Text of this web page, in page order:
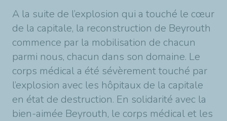
A la suite de l’explosion qui a touché le cœur
de la capitale, la reconstruction de Beyrouth
commence par la mobilisation de chacun
parmi nous, chacun dans son domaine. Le
corps médical a été sévèrement touché par
l’explosion avec les hôpitaux de la capitale
en état de destruction. En solidarité avec la
bien-aimée Beyrouth, le corps médical et les